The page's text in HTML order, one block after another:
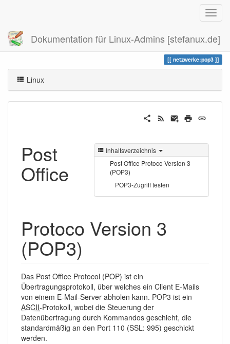
Dokumentation für Linux-Admins [stefanux.de]
Zuletzt angesehen pop3
netzwerke:pop3
Linux
Inhaltsverzeichnis
Post Office Protoco Version 3
(POP3)
POP3-Zugriff testen
Post
Office
Protoco Version 3
(POP3)
Das Post Office Protocol (POP) ist ein
Übertragungsprotokoll, über welches ein Client E-Mails
von einem E-Mail-Server abholen kann. POP3 ist ein
ASCII-Protokoll, wobei die Steuerung der
Datenübertragung durch Kommandos geschieht, die
standardmäßig an den Port 110 (SSL: 995) geschickt
werden.